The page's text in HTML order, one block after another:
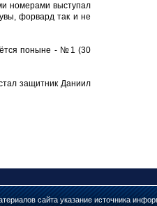
номерами выступал
форвард так и не
поныне - №1 (30
защитник Даниил
сайта указание источника